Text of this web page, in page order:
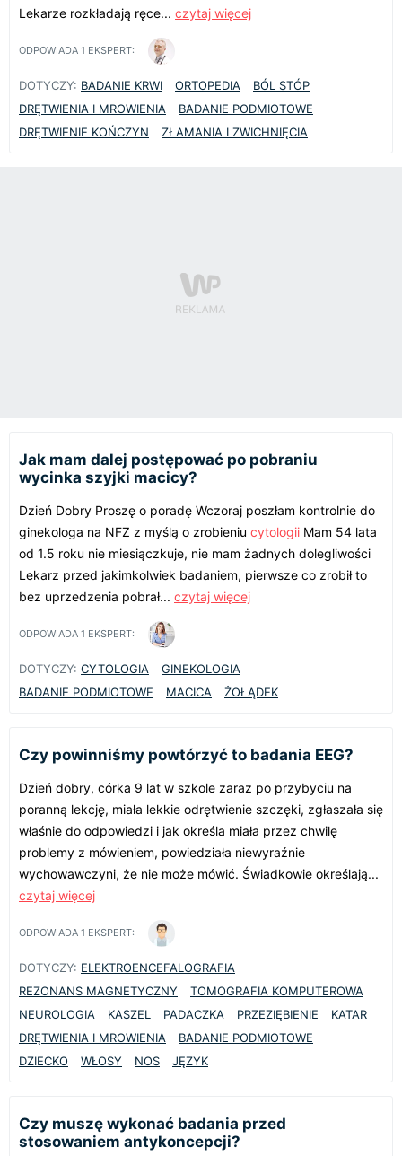
Lekarze rozkładają ręce... czytaj więcej
ODPOWIADA 1 EKSPERT:
DOTYCZY: BADANIE KRWI ORTOPEDIA
BÓL STÓP
DRĘTWIENIA I MROWIENIA
BADANIE PODMIOTOWE
DRĘTWIENIE KOŃCZYN
ZŁAMANIA I ZWICHNIĘCIA
Jak mam dalej postępować po pobraniu
wycinka szyjki macicy?
Dzień Dobry Proszę o poradę Wczoraj poszłam kontrolnie do
ginekologa na NFZ z myślą o zrobieniu cytologii Mam 54 lata
od 1.5 roku nie miesiączkuje, nie mam żadnych dolegliwości
Lekarz przed jakimkolwiek badaniem, pierwsze co zrobił to
bez uprzedzenia pobrał... czytaj więcej
ODPOWIADA 1 EKSPERT:
DOTYCZY: CYTOLOGIA
GINEKOLOGIA
BADANIE PODMIOTOWE
MACICA ŻOŁĄDEK
Czy powinniśmy powtórzyć to badania EEG?
Dzień dobry, córka 9 lat w szkole zaraz po przybyciu na
poranną lekcję, miała lekkie odrętwienie szczęki, zgłaszała się
właśnie do odpowiedzi i jak określa miała przez chwilę
problemy z mówieniem, powiedziała niewyraźnie
wychowawczyni, że nie może mówić. Świadkowie określają...
czytaj więcej
ODPOWIADA 1 EKSPERT:
DOTYCZY: ELEKTROENCEFALOGRAFIA
REZONANS MAGNETYCZNY
TOMOGRAFIA KOMPUTEROWA
NEUROLOGIA
KASZEL PADACZKA PRZEZIĘBIENIE
KATAR
DRĘTWIENIA I MROWIENIA
BADANIE PODMIOTOWE
DZIECKO
WŁOSY NOS JĘZYK
Czy muszę wykonać badania przed
stosowaniem antykoncepcji?